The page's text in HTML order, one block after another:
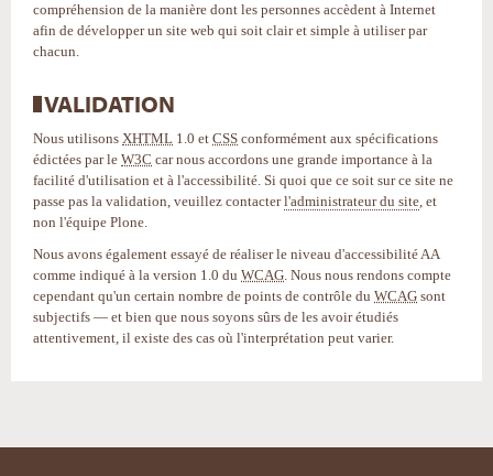
compréhension de la manière dont les personnes accèdent à Internet
afin de développer un site web qui soit clair et simple à utiliser par
chacun.
VALIDATION
Nous utilisons XHTML 1.0 et CSS conformément aux spécifications
édictées par le W3C car nous accordons une grande importance à la
facilité d'utilisation et à l'accessibilité. Si quoi que ce soit sur ce site ne
passe pas la validation, veuillez contacterl'administrateur du site, et
non l'équipe Plone.
Nous avons également essayé de réaliser le niveau d'accessibilité AA
comme indiqué à la version 1.0 du WCAG. Nous nous rendons compte
cependant qu'un certain nombre de points de contrôle du WCAG sont
subjectifs — et bien que nous soyons sûrs de les avoir étudiés
attentivement, il existe des cas où l'interprétation peut varier.